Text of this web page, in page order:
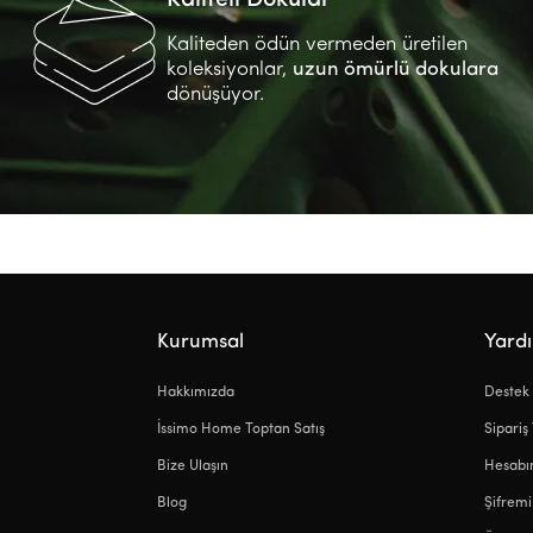
Kaliteden ödün vermeden üretilen
koleksiyonlar, uzun ömürlü dokulara
dönüşüyor.
Kurumsal
Hakkımızda
İssimo Home Toptan Satış
Bize Ulaşın
Blog
Sipariş